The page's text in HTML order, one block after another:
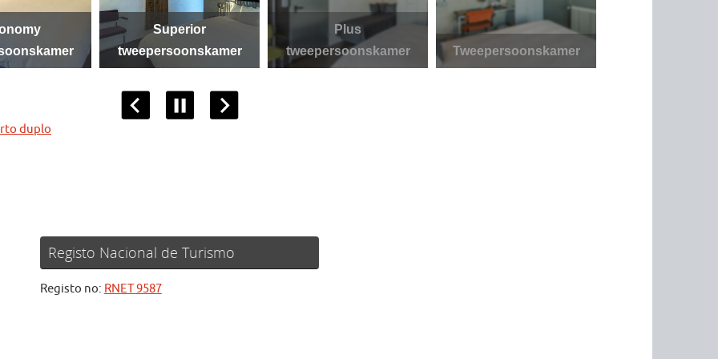
Superior
tweepersoonskamer
Plus
tweepersoonskamer
Tweepersoonskamer
duplo
Registo Nacional de Turismo
Registo no: RNET 9587